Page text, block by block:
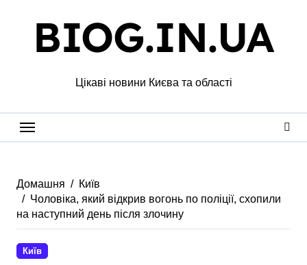
BIOG.IN.UA
Цікаві новини Києва та області
Домашня
Київ
Чоловіка, який відкрив вогонь по поліції, схопили
на наступний день після злочину
Київ